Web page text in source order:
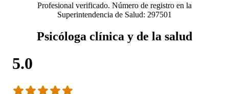
Profesional verificado. Número de registro en la
Superintendencia de Salud: 297501
Psicóloga clínica y de la salud
5.0